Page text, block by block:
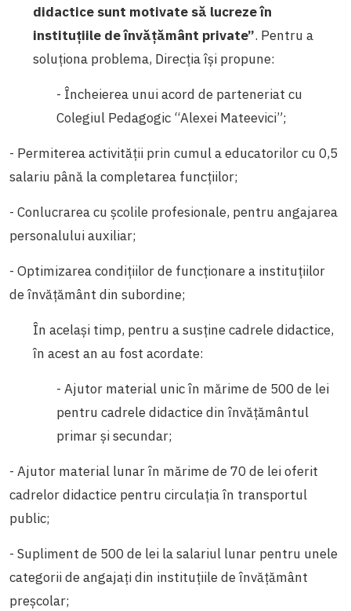
didactice sunt motivate să lucreze în
instituțiile de învățământ private”. Pentru a
soluționa problema, Direcția își propune:
- Încheierea unui acord de parteneriat cu
Colegiul Pedagogic “Alexei Mateevici”;
- Permiterea activității prin cumul a educatorilor cu 0,5
salariu până la completarea funcțiilor;
- Conlucrarea cu școlile profesionale, pentru angajarea
personalului auxiliar;
- Optimizarea condițiilor de funcționare a instituțiilor
de învățământ din subordine;
În același timp, pentru a susține cadrele didactice,
în acest an au fost acordate:
- Ajutor material unic în mărime de 500 de lei
pentru cadrele didactice din învățământul
primar și secundar;
- Ajutor material lunar în mărime de 70 de lei oferit
cadrelor didactice pentru circulația în transportul
public;
- Supliment de 500 de lei la salariul lunar pentru unele
categorii de angajați din instituțiile de învățământ
preșcolar;